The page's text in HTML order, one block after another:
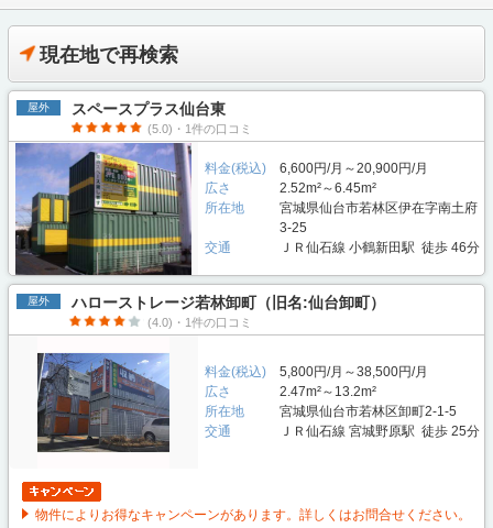
現在地で再検索
屋外 スペースプラス仙台東
(5.0)・1件の口コミ
料金(税込)
6,600円/月～20,900円/月
広さ
2.52m²～6.45m²
所在地
宮城県仙台市若林区伊在字南土府
3-25
交通
ＪＲ仙石線 小鶴新田駅 徒歩 46分
屋外 ハローストレージ若林卸町（旧名:仙台卸町）
(4.0)・1件の口コミ
料金(税込)
5,800円/月～38,500円/月
広さ
2.47m²～13.2m²
所在地
宮城県仙台市若林区卸町2-1-5
交通
ＪＲ仙石線 宮城野原駅 徒歩 25分
物件によりお得なキャンペーンがあります。詳しくはお問合せください。